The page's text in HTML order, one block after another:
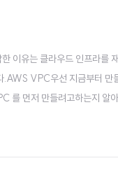
이유는 클라우드 인프라를
.AWS VPC우선 지금부터 만
를 먼저 만들려고하는지